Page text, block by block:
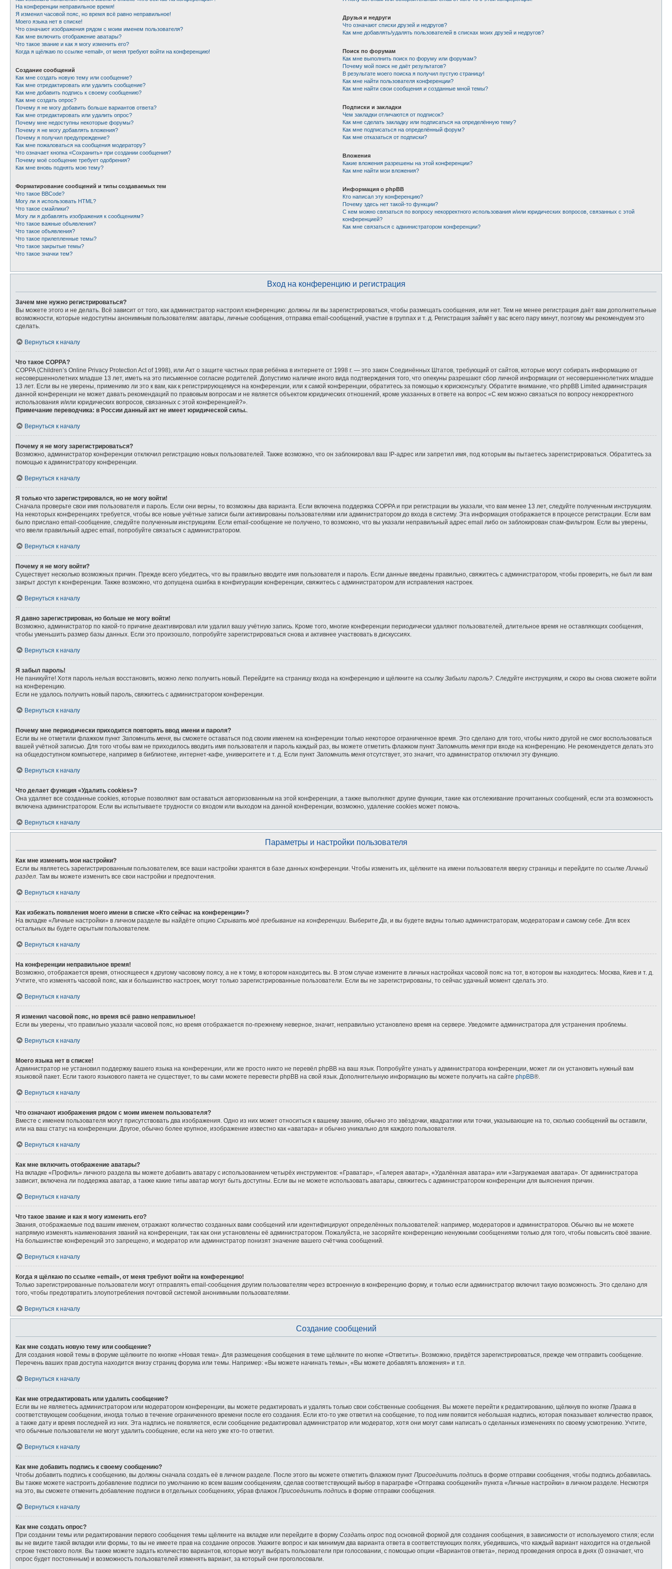
На конференции неправильное время!
Я изменил часовой пояс, но время всё равно неправильное!
Моего языка нет в списке!
Что означают изображения рядом с моим именем пользователя?
Как мне включить отображение аватары?
Что такое звание и как я могу изменить его?
Когда я щёлкаю по ссылке «email», от меня требуют войти на конференцию!
Создание сообщений
Как мне создать новую тему или сообщение?
Как мне отредактировать или удалить сообщение?
Как мне добавить подпись к своему сообщению?
Как мне создать опрос?
Почему я не могу добавить больше вариантов ответа?
Как мне отредактировать или удалить опрос?
Почему мне недоступны некоторые форумы?
Почему я не могу добавлять вложения?
Почему я получил предупреждение?
Как мне пожаловаться на сообщения модератору?
Что означает кнопка «Сохранить» при создании сообщения?
Почему моё сообщение требует одобрения?
Как мне вновь поднять мою тему?
Форматирование сообщений и типы создаваемых тем
Что такое BBCode?
Могу ли я использовать HTML?
Что такое смайлики?
Могу ли я добавлять изображения к сообщениям?
Что такое важные объявления?
Что такое объявления?
Что такое прилепленные темы?
Что такое закрытые темы?
Что такое значки тем?
Друзья и недруги
Что означают списки друзей и недругов?
Как мне добавлять/удалять пользователей в списках моих друзей и недругов?
Поиск по форумам
Как мне выполнить поиск по форуму или форумам?
Почему мой поиск не даёт результатов?
В результате моего поиска я получил пустую страницу!
Как мне найти пользователя конференции?
Как мне найти свои сообщения и созданные мной темы?
Подписки и закладки
Чем закладки отличаются от подписок?
Как мне сделать закладку или подписаться на определённую тему?
Как мне подписаться на определённый форум?
Как мне отказаться от подписки?
Вложения
Какие вложения разрешены на этой конференции?
Как мне найти мои вложения?
Информация о phpBB
Кто написал эту конференцию?
Почему здесь нет такой-то функции?
С кем можно связаться по вопросу некорректного использования и/или юридических вопросов, связанных с этой
конференцией?
Как мне связаться с администратором конференции?
Вход на конференцию и регистрация
Зачем мне нужно регистрироваться?
Вы можете этого и не делать. Всё зависит от того, как администратор настроил конференцию: должны ли вы зарегистрироваться, чтобы размещать сообщения, или нет. Тем не менее регистрация даёт вам дополнительные
возможности, которые недоступны анонимным пользователям: аватары, личные сообщения, отправка email-сообщений, участие в группах и т. д. Регистрация займёт у вас всего пару минут, поэтому мы рекомендуем это
сделать.
Вернуться к началу
Что такое COPPA?
COPPA (Children’s Online Privacy Protection Act of 1998), или Акт о защите частных прав ребёнка в интернете от 1998 г. — это закон Соединённых Штатов, требующий от сайтов, которые могут собирать информацию от
несовершеннолетних младше 13 лет, иметь на это письменное согласие родителей. Допустимо наличие иного вида подтверждения того, что опекуны разрешают сбор личной информации от несовершеннолетних младше
13 лет. Если вы не уверены, применимо ли это к вам, как к регистрирующемуся на конференции, или к самой конференции, обратитесь за помощью к юрисконсульту. Обратите внимание, что phpBB Limited администрация
данной конференции не может давать рекомендаций по правовым вопросам и не является объектом юридических отношений, кроме указанных в ответе на вопрос «С кем можно связаться по вопросу некорректного
использования и/или юридических вопросов, связанных с этой конференцией?».
Примечание переводчика: в России данный акт не имеет юридической силы..
Вернуться к началу
Почему я не могу зарегистрироваться?
Возможно, администратор конференции отключил регистрацию новых пользователей. Также возможно, что он заблокировал ваш IP-адрес или запретил имя, под которым вы пытаетесь зарегистрироваться. Обратитесь за
помощью к администратору конференции.
Вернуться к началу
Я только что зарегистрировался, но не могу войти!
Сначала проверьте свои имя пользователя и пароль. Если они верны, то возможны два варианта. Если включена поддержка COPPA и при регистрации вы указали, что вам менее 13 лет, следуйте полученным инструкциям.
На некоторых конференциях требуется, чтобы все новые учётные записи были активированы пользователями или администратором до входа в систему. Эта информация отображается в процессе регистрации. Если вам
было прислано email-сообщение, следуйте полученным инструкциям. Если email-сообщение не получено, то возможно, что вы указали неправильный адрес email либо он заблокирован спам-фильтром. Если вы уверены,
что ввели правильный адрес email, попробуйте связаться с администратором.
Вернуться к началу
Почему я не могу войти?
Существует несколько возможных причин. Прежде всего убедитесь, что вы правильно вводите имя пользователя и пароль. Если данные введены правильно, свяжитесь с администратором, чтобы проверить, не был ли вам
закрыт доступ к конференции. Также возможно, что допущена ошибка в конфигурации конференции, свяжитесь с администратором для исправления настроек.
Вернуться к началу
Я давно зарегистрирован, но больше не могу войти!
Возможно, администратор по какой-то причине деактивировал или удалил вашу учётную запись. Кроме того, многие конференции периодически удаляют пользователей, длительное время не оставляющих сообщения,
чтобы уменьшить размер базы данных. Если это произошло, попробуйте зарегистрироваться снова и активнее участвовать в дискуссиях.
Вернуться к началу
Я забыл пароль!
Не паникуйте! Хотя пароль нельзя восстановить, можно легко получить новый. Перейдите на страницу входа на конференцию и щёлкните на ссылку Забыли пароль?. Следуйте инструкциям, и скоро вы снова сможете войти
на конференцию.
Если не удалось получить новый пароль, свяжитесь с администратором конференции.
Вернуться к началу
Почему мне периодически приходится повторять ввод имени и пароля?
Если вы не отметили флажком пункт Запомнить меня, вы сможете оставаться под своим именем на конференции только некоторое ограниченное время. Это сделано для того, чтобы никто другой не смог воспользоваться
вашей учётной записью. Для того чтобы вам не приходилось вводить имя пользователя и пароль каждый раз, вы можете отметить флажком пункт Запомнить меня при входе на конференцию. Не рекомендуется делать это
на общедоступном компьютере, например в библиотеке, интернет-кафе, университете и т. д. Если пункт Запомнить меня отсутствует, это значит, что администратор отключил эту функцию.
Вернуться к началу
Что делает функция «Удалить cookies»?
Она удаляет все созданные cookies, которые позволяют вам оставаться авторизованным на этой конференции, а также выполняют другие функции, такие как отслеживание прочитанных сообщений, если эта возможность
включена администратором. Если вы испытываете трудности со входом или выходом на данной конференции, возможно, удаление cookies может помочь.
Вернуться к началу
Параметры и настройки пользователя
Как мне изменить мои настройки?
Если вы являетесь зарегистрированным пользователем, все ваши настройки хранятся в базе данных конференции. Чтобы изменить их, щёлкните на имени пользователя вверху страницы и перейдите по ссылкеЛичный
раздел. Там вы можете изменить все свои настройки и предпочтения.
Вернуться к началу
Как избежать появления моего имени в списке «Кто сейчас на конференции»?
На вкладке «Личные настройки» в личном разделе вы найдёте опцию Скрывать моё пребывание на конференции. ВыберитеДа, и вы будете видны только администраторам, модераторам и самому себе. Для всех
остальных вы будете скрытым пользователем.
Вернуться к началу
На конференции неправильное время!
Возможно, отображается время, относящееся к другому часовому поясу, а не к тому, в котором находитесь вы. В этом случае измените в личных настройках часовой пояс на тот, в котором вы находитесь: Москва, Киев и т. д.
Учтите, что изменять часовой пояс, как и большинство настроек, могут только зарегистрированные пользователи. Если вы не зарегистрированы, то сейчас удачный момент сделать это.
Вернуться к началу
Я изменил часовой пояс, но время всё равно неправильное!
Если вы уверены, что правильно указали часовой пояс, но время отображается по-прежнему неверное, значит, неправильно установлено время на сервере. Уведомите администратора для устранения проблемы.
Вернуться к началу
Моего языка нет в списке!
Администратор не установил поддержку вашего языка на конференции, или же просто никто не перевёл phpBB на ваш язык. Попробуйте узнать у администратора конференции, может ли он установить нужный вам
языковой пакет. Если такого языкового пакета не существует, то вы сами можете перевести phpBB на свой язык. Дополнительную информацию вы можете получить на сайте phpBB®.
Вернуться к началу
Что означают изображения рядом с моим именем пользователя?
Вместе с именем пользователя могут присутствовать два изображения. Одно из них может относиться к вашему званию, обычно это звёздочки, квадратики или точки, указывающие на то, сколько сообщений вы оставили,
или на ваш статус на конференции. Другое, обычно более крупное, изображение известно как «аватара» и обычно уникально для каждого пользователя.
Вернуться к началу
Как мне включить отображение аватары?
На вкладке «Профиль» личного раздела вы можете добавить аватару с использованием четырёх инструментов: «Граватар», «Галерея аватар», «Удалённая аватара» или «Загружаемая аватара». От администратора
зависит, включена ли поддержка аватар, а также какие типы аватар могут быть доступны. Если вы не можете использовать аватары, свяжитесь с администратором конференции для выяснения причин.
Вернуться к началу
Что такое звание и как я могу изменить его?
Звания, отображаемые под вашим именем, отражают количество созданных вами сообщений или идентифицируют определённых пользователей: например, модераторов и администраторов. Обычно вы не можете
напрямую изменять наименования званий на конференции, так как они установлены её администратором. Пожалуйста, не засоряйте конференцию ненужными сообщениями только для того, чтобы повысить своё звание.
На большинстве конференций это запрещено, и модератор или администратор понизят значение вашего счётчика сообщений.
Вернуться к началу
Когда я щёлкаю по ссылке «email», от меня требуют войти на конференцию!
Только зарегистрированные пользователи могут отправлять email-сообщения другим пользователям через встроенную в конференцию форму, и только если администратор включил такую возможность. Это сделано для
того, чтобы предотвратить злоупотребления почтовой системой анонимными пользователями.
Вернуться к началу
Создание сообщений
Как мне создать новую тему или сообщение?
Для создания новой темы в форуме щёлкните по кнопке «Новая тема». Для размещения сообщения в теме щёлкните по кнопке «Ответить». Возможно, придётся зарегистрироваться, прежде чем отправить сообщение.
Перечень ваших прав доступа находится внизу страниц форума или темы. Например: «Вы можете начинать темы», «Вы можете добавлять вложения» и т.п.
Вернуться к началу
Как мне отредактировать или удалить сообщение?
Если вы не являетесь администратором или модератором конференции, вы можете редактировать и удалять только свои собственные сообщения. Вы можете перейти к редактированию, щёлкнув по кнопке Правка в
соответствующем сообщении, иногда только в течение ограниченного времени после его создания. Если кто-то уже ответил на сообщение, то под ним появится небольшая надпись, которая показывает количество правок,
а также дату и время последней из них. Эта надпись не появляется, если сообщение редактировал администратор или модератор, хотя они могут сами написать о сделанных изменениях по своему усмотрению. Учтите,
что обычные пользователи не могут удалить сообщение, если на него уже кто-то ответил.
Вернуться к началу
Как мне добавить подпись к своему сообщению?
Чтобы добавить подпись к сообщению, вы должны сначала создать её в личном разделе. После этого вы можете отметить флажком пункт Присоединить подпись в форме отправки сообщения, чтобы подпись добавилась.
Вы также можете настроить добавление подписи по умолчанию ко всем вашим сообщениям, сделав соответствующий выбор в параграфе «Отправка сообщений» пункта «Личные настройки» в личном разделе. Несмотря
на это, вы сможете отменить добавление подписи в отдельных сообщениях, убрав флажок Присоединить подпись в форме отправки сообщения.
Вернуться к началу
Как мне создать опрос?
При создании темы или редактировании первого сообщения темы щёлкните на вкладке или перейдите в форму Создать опрос под основной формой для создания сообщения, в зависимости от используемого стиля; если
вы не видите такой вкладки или формы, то вы не имеете прав на создание опросов. Укажите вопрос и как минимум два варианта ответа в соответствующих полях, убедившись, что каждый вариант находится на отдельной
строке текстового поля. Вы также можете задать количество вариантов, которые могут выбрать пользователи при голосовании, с помощью опции «Вариантов ответа», период проведения опроса в днях (0 означает, что
опрос будет постоянным) и возможность пользователей изменять вариант, за который они проголосовали.